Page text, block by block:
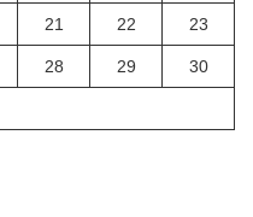
21 22 23
28 29 30